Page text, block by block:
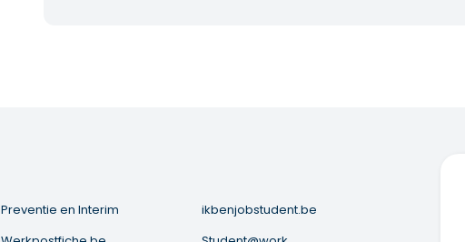
Preventie en Interim
ikbenjobstudent.be